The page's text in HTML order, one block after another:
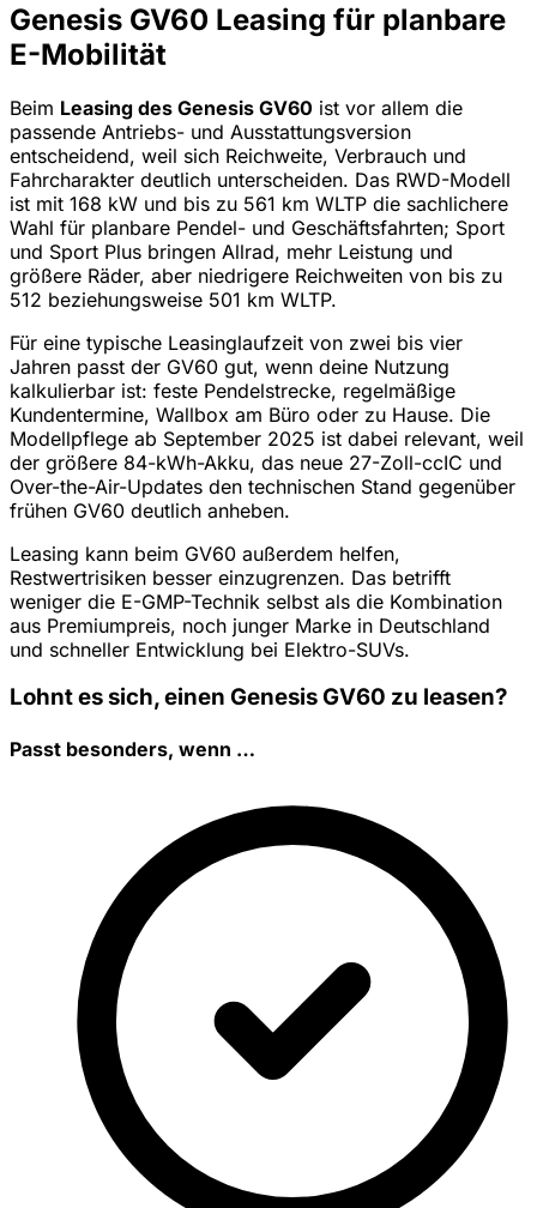
Genesis GV60 Leasing für planbare
E-Mobilität
Beim Leasing des Genesis GV60 ist vor allem die
passende Antriebs- und Ausstattungsversion
entscheidend, weil sich Reichweite, Verbrauch und
Fahrcharakter deutlich unterscheiden. Das RWD-Modell
ist mit 168 kW und bis zu 561 km WLTP die sachlichere
Wahl für planbare Pendel- und Geschäftsfahrten; Sport
und Sport Plus bringen Allrad, mehr Leistung und
größere Räder, aber niedrigere Reichweiten von bis zu
512 beziehungsweise 501 km WLTP.
Für eine typische Leasinglaufzeit von zwei bis vier
Jahren passt der GV60 gut, wenn deine Nutzung
kalkulierbar ist: feste Pendelstrecke, regelmäßige
Kundentermine, Wallbox am Büro oder zu Hause. Die
Modellpflege ab September 2025 ist dabei relevant, weil
der größere 84-kWh-Akku, das neue 27-Zoll-ccIC und
Over-the-Air-Updates den technischen Stand gegenüber
frühen GV60 deutlich anheben.
Leasing kann beim GV60 außerdem helfen,
Restwertrisiken besser einzugrenzen. Das betrifft
weniger die E-GMP-Technik selbst als die Kombination
aus Premiumpreis, noch junger Marke in Deutschland
und schneller Entwicklung bei Elektro-SUVs.
Lohnt es sich, einen Genesis GV60 zu leasen?
Passt besonders, wenn …